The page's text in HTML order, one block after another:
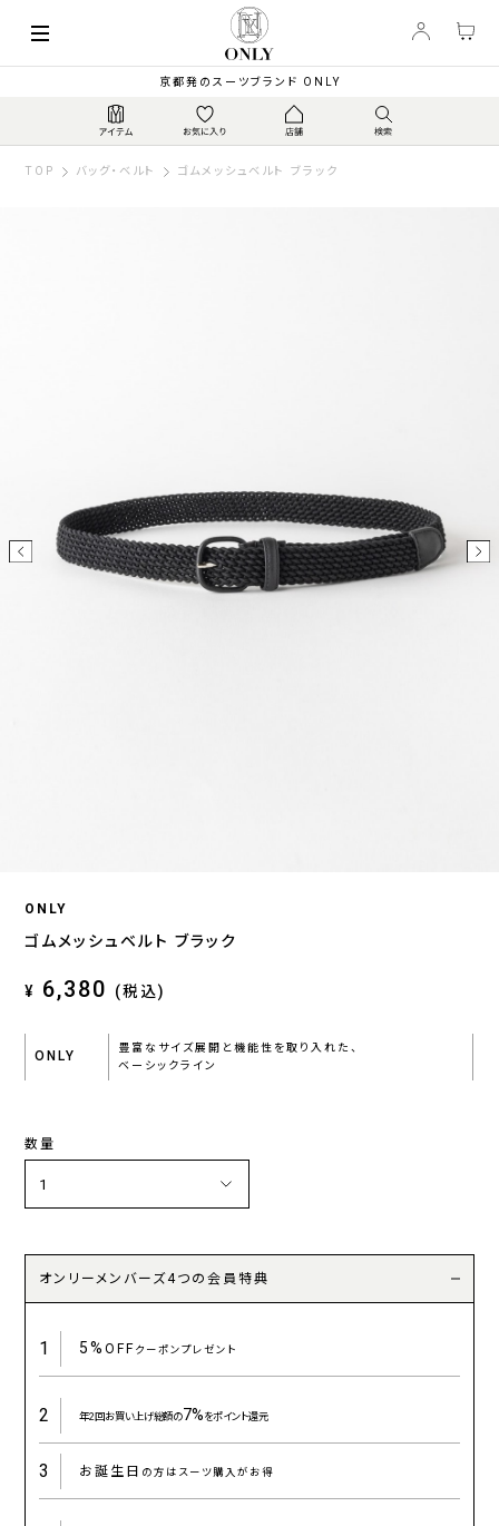
京都発のスーツブランド ONLY
TOP バッグ・ベルト ゴムメッシュベルト ブラック
ONLY
ゴムメッシュベルト ブラック
¥ 6,380 (税込)
ONLY
豊富なサイズ展開と機能性を取り入れた、
ベーシックライン
数量
オンリーメンバーズ4つの会員特典
1 5%OFFクーポンプレゼント
2 年2回お買い上げ総額の7%をポイント還元
3 お誕生日 の方はスーツ購入がお得